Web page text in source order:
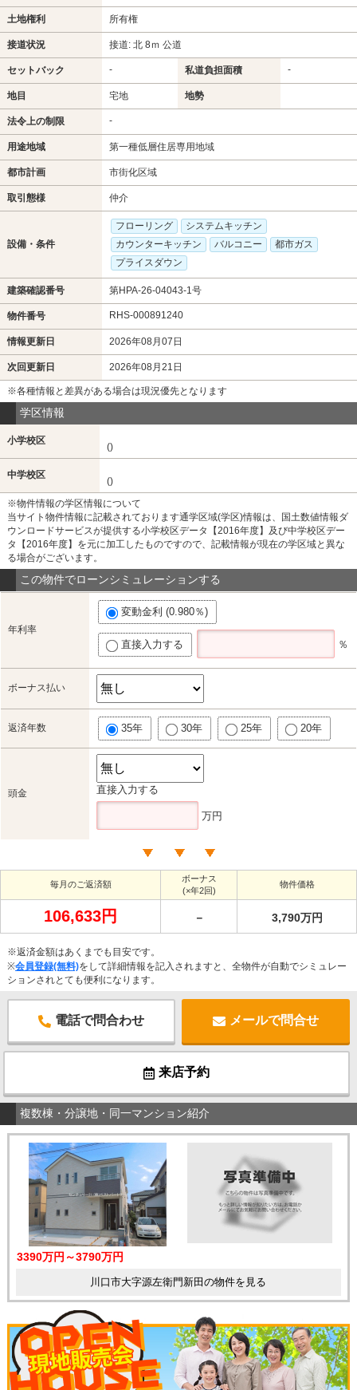
土地権利 所有権
接道状況 接道: 北 8ｍ 公道
セットバック - 私道負担面積 -
地目 宅地 地勢
法令上の制限 -
用途地域 第一種低層住居専用地域
都市計画 市街化区域
取引態様 仲介
設備・条件
フローリング
システムキッチン
カウンターキッチン
バルコニー
都市ガス
プライスダウン
建築確認番号 第HPA-26-04043-1号
物件番号 RHS-000891240
情報更新日 2026年08月07日
次回更新日 2026年08月21日
※各種情報と差異がある場合は現況優先となります
学区情報
小学校区
()
中学校区
()
※物件情報の学区情報について
当サイト物件情報に記載されております通学区域(学区)情報は、国土数値情報ダ
ウンロードサービスが提供する小学校区データ【2016年度】及び中学校区デー
タ【2016年度】を元に加工したものですので、記載情報が現在の学区域と異な
る場合がございます。
この物件でローンシミュレーションする
年利率
変動金利 (0.980％)
直接入力する ％
ボーナス払い
返済年数 35年 30年 25年 20年
頭金 直接入力する
万円
毎月のご返済額
ボーナス
(×年2回)
物件価格
106,633円 － 3,790万円
※返済金額はあくまでも目安です。
※会員登録(無料)をして詳細情報を記入されますと、全物件が自動でシミュレー
ションされとても便利になります。
電話で問合わせ メールで問合せ
来店予約
複数棟・分譲地・同一マンション紹介
3390万円～3790万円
川口市大字源左衛門新田の物件を見る